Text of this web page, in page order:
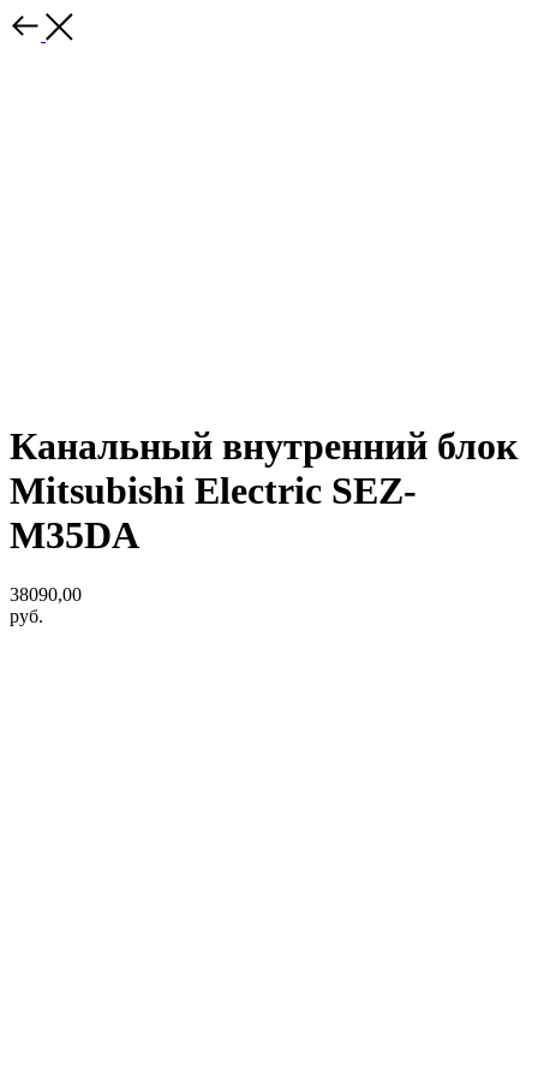
Канальный внутренний блок
Mitsubishi Electric SEZ-
M35DA
38090,00
руб.